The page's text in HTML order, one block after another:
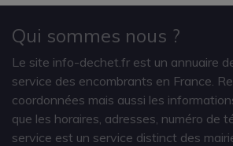
Qui sommes nous ?
Le site info-dechet.fr est un annuaire
service des encombrants en France.
coordonnées mais aussi les
que les horaires, adresses, numéro de
service est un service distinct des